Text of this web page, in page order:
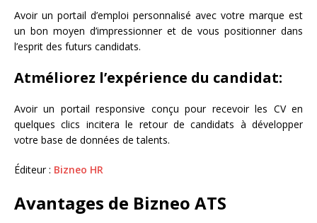
Avoir un portail d’emploi personnalisé avec votre marque est
un bon moyen d’impressionner et de vous positionner dans
l’esprit des futurs candidats.
Atméliorez l’expérience du candidat:
Avoir un portail responsive conçu pour recevoir les CV en
quelques clics incitera le retour de candidats à développer
votre base de données de talents.
Éditeur : Bizneo HR
Avantages de Bizneo ATS